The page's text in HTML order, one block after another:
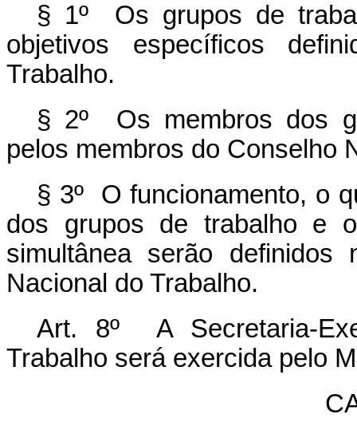
§ 1º Os grupos de
objetivos específicos
Trabalho.
§ 2º Os membros dos
pelos membros do Conselho
§ 3º O funcionamento, o
dos grupos de trabalho e
simultânea serão definidos
Nacional do Trabalho.
Art. 8º A Secretaria-
Trabalho será exercida pelo